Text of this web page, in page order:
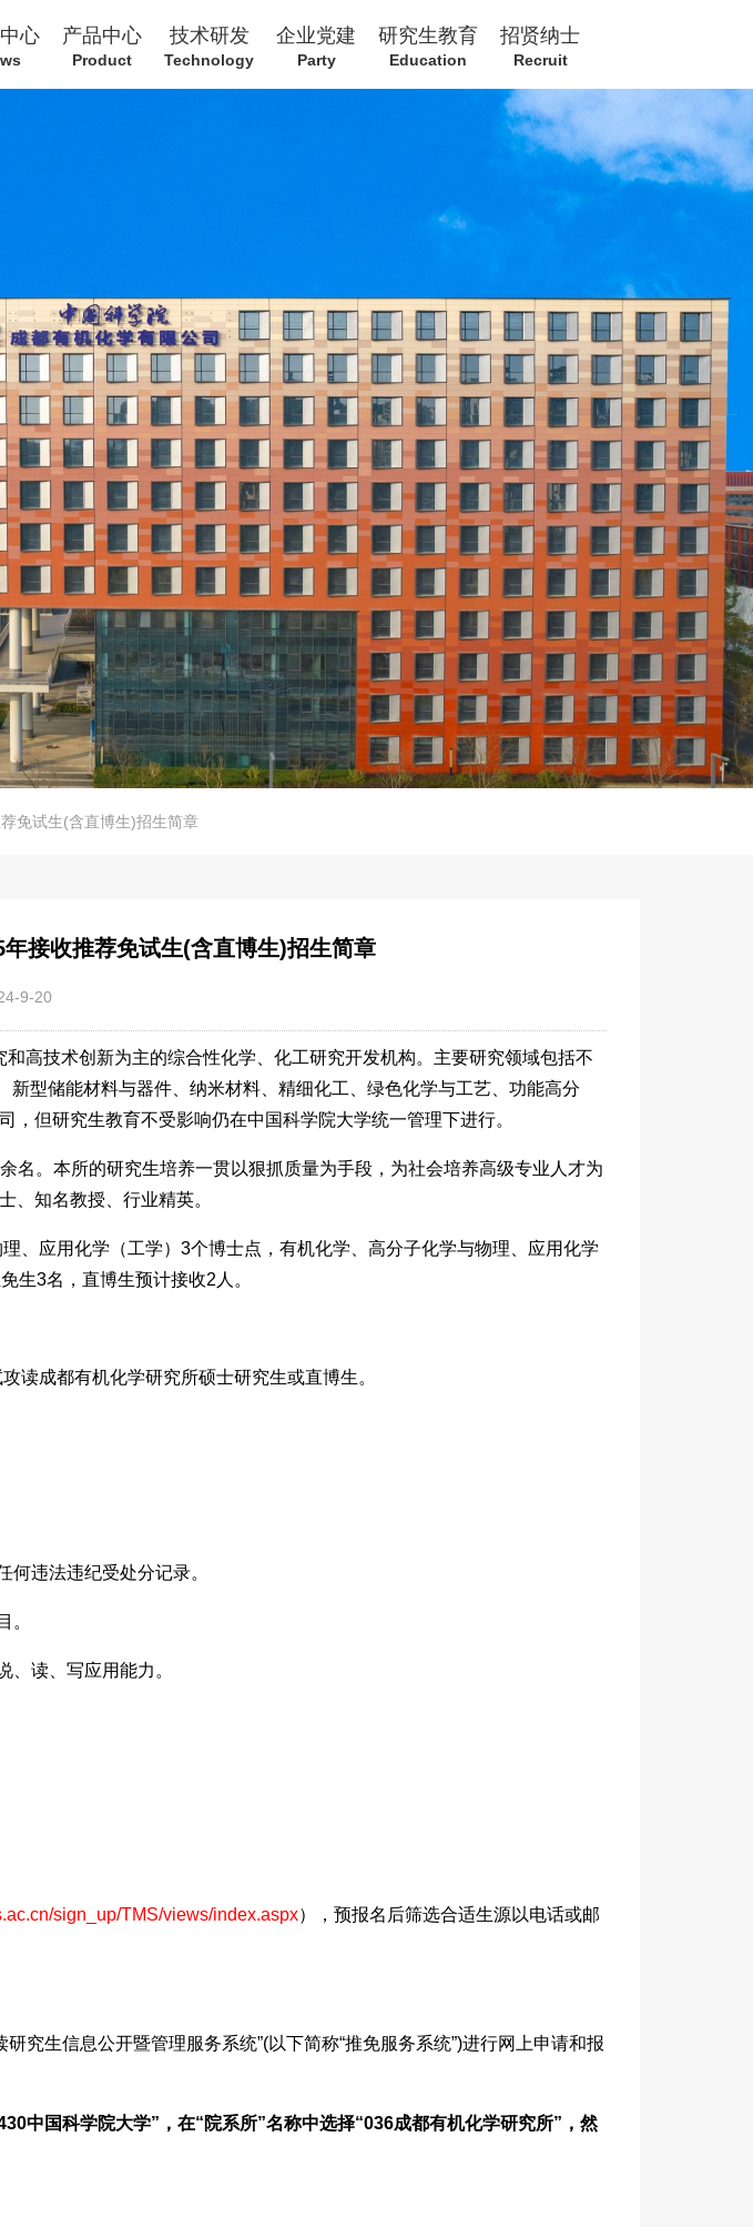
心 产品中心
Product
技术研发
Technology
企业党建
Party
研究生教育
Education
招贤纳士
Recruit
免试生(含直博生)招生简章
接收推荐免试生(含直博生)招生简章
9-20
高技术创新为主的综合性化学、化工研究开发机构。主要研究领域包括不
型储能材料与器件、纳米材料、精细化工、绿色化学与工艺、功能高分
但研究生教育不受影响仍在中国科学院大学统一管理下进行。
名。本所的研究生培养一贯以狠抓质量为手段，为社会培养高级专业人才为
、知名教授、行业精英。
、应用化学（工学）3个博士点，有机化学、高分子化学与物理、应用化学
生3名，直博生预计接收2人。
读成都有机化学研究所硕士研究生或直博生。
违法违纪受处分记录。
。
读、写应用能力。
sign_up/TMS/views/index.aspx），预报名后筛选合适生源以电话或邮
究生信息公开暨管理服务系统”(以下简称“推免服务系统”)进行网上申请和报
中国科学院大学”，在“院系所”名称中选择“036成都有机化学研究所”，然